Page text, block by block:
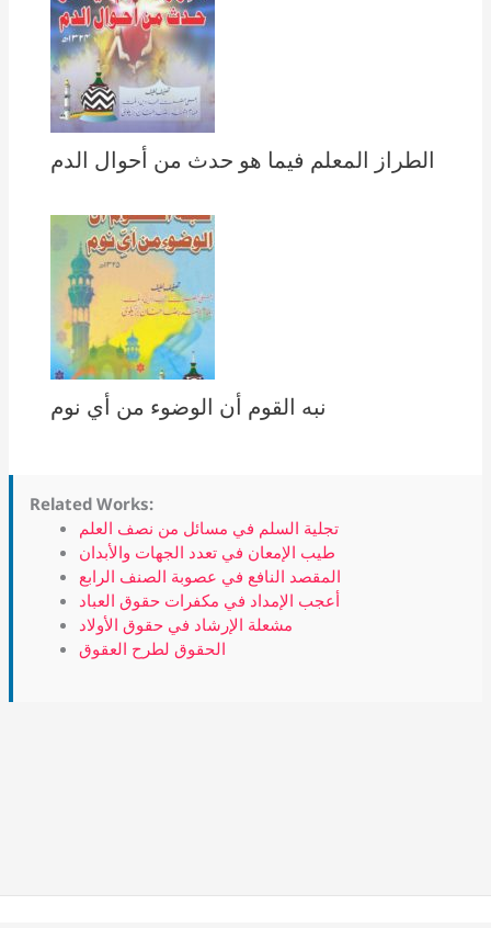
الطراز المعلم فيما هو حدث من أحوال الدم
نبه القوم أن الوضوء من أي نوم
Related Works:
تجلية السلم في مسائل من نصف العلم
طيب الإمعان في تعدد الجهات والأبدان
المقصد النافع في عصوبة الصنف الرابع
أعجب الإمداد في مكفرات حقوق العباد
مشعلة الإرشاد في حقوق الأولاد
الحقوق لطرح العقوق